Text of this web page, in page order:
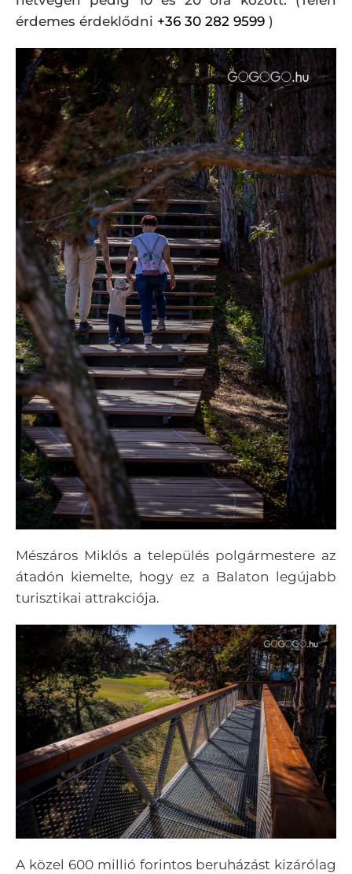
érdemes érdeklődni +36 30 282 9599 )
Mészáros Miklós a település polgármestere az
átadón kiemelte, hogy ez a Balaton legújabb
turisztikai attrakciója.
A közel 600 millió forintos beruházást kizárólag